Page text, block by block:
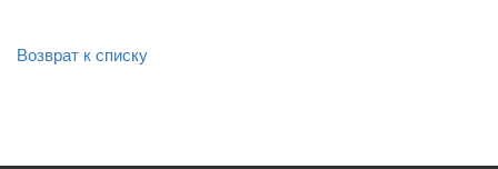
Возврат к списку